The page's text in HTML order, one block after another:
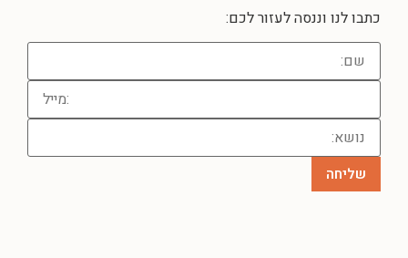
כתבו לנו וננסה לעזור לכם: